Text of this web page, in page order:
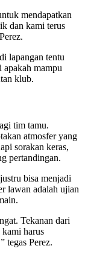
mendapatkan
dan kami terus
lapangan tentu
mampu
klub.
tim tamu.
atmosfer yang
sorakan keras,
pertandingan.
bisa menjadi
lawan adalah ujian
Tekanan dari
harus
tegas Perez.